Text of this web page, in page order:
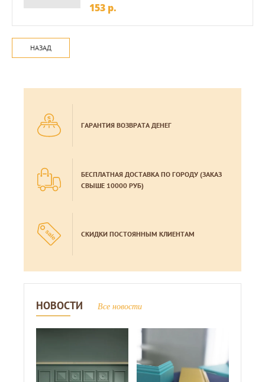
153 p.
НАЗАД
ГАРАНТИЯ ВОЗВРАТА ДЕНЕГ
БЕСПЛАТНАЯ ДОСТАВКА ПО ГОРОДУ (ЗАКАЗ
СВЫШЕ 10000 РУБ)
СКИДКИ ПОСТОЯННЫМ КЛИЕНТАМ
НОВОСТИ Все новости